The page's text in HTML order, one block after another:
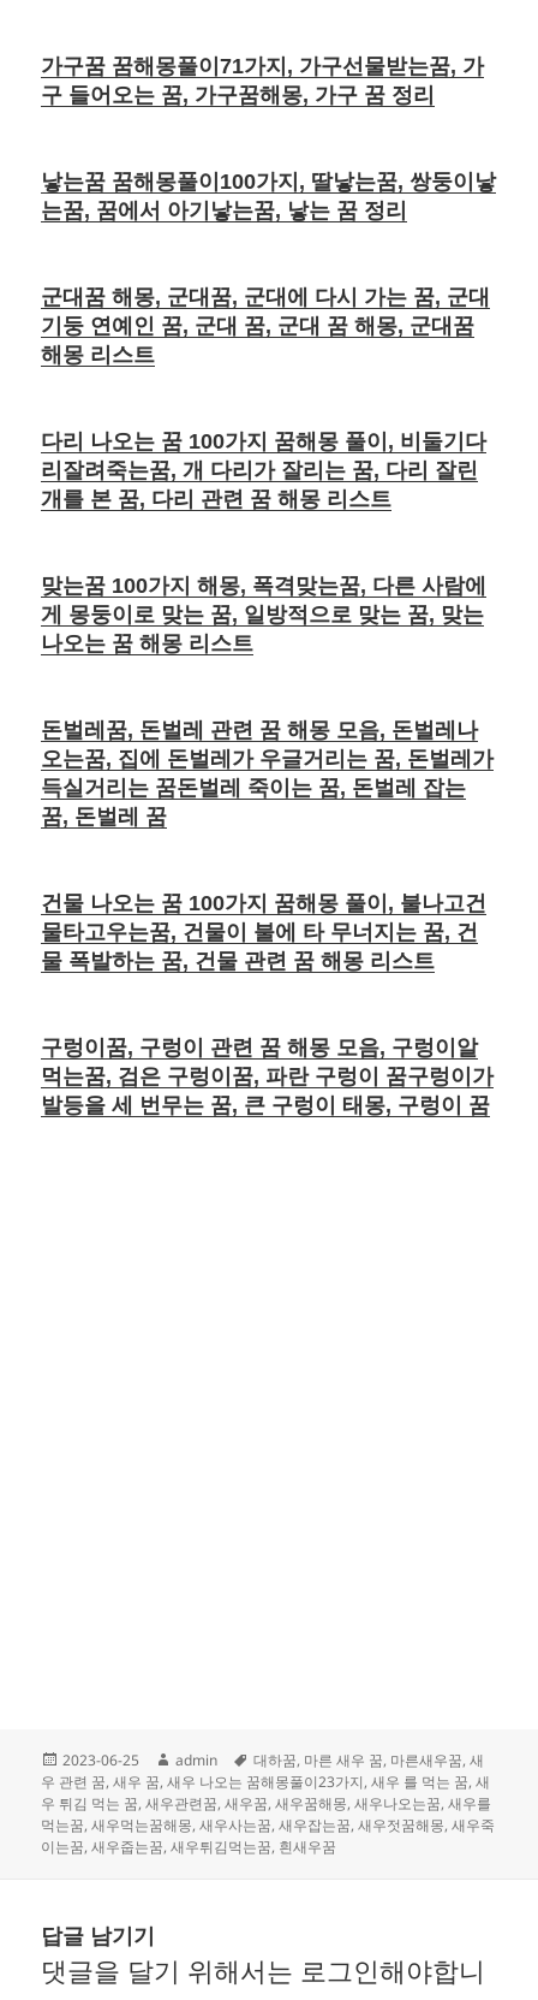
가구꿈 꿈해몽풀이71가지, 가구선물받는꿈, 가
구 들어오는 꿈, 가구꿈해몽, 가구 꿈 정리
낳는꿈 꿈해몽풀이100가지, 딸낳는꿈, 쌍둥이낳
는꿈, 꿈에서 아기낳는꿈, 낳는 꿈 정리
군대꿈 해몽, 군대꿈, 군대에 다시 가는 꿈, 군대
기둥 연예인 꿈, 군대 꿈, 군대 꿈 해몽, 군대꿈
해몽 리스트
다리 나오는 꿈 100가지 꿈해몽 풀이, 비둘기다
리잘려죽는꿈, 개 다리가 잘리는 꿈, 다리 잘린
개를 본 꿈, 다리 관련 꿈 해몽 리스트
맞는꿈 100가지 해몽, 폭격맞는꿈, 다른 사람에
게 몽둥이로 맞는 꿈, 일방적으로 맞는 꿈, 맞는
나오는 꿈 해몽 리스트
돈벌레꿈, 돈벌레 관련 꿈 해몽 모음, 돈벌레나
오는꿈, 집에 돈벌레가 우글거리는 꿈, 돈벌레가
득실거리는 꿈돈벌레 죽이는 꿈, 돈벌레 잡는
꿈, 돈벌레 꿈
건물 나오는 꿈 100가지 꿈해몽 풀이, 불나고건
물타고우는꿈, 건물이 불에 타 무너지는 꿈, 건
물 폭발하는 꿈, 건물 관련 꿈 해몽 리스트
구렁이꿈, 구렁이 관련 꿈 해몽 모음, 구렁이알
먹는꿈, 검은 구렁이꿈, 파란 구렁이 꿈구렁이가
발등을 세 번무는 꿈, 큰 구렁이 태몽, 구렁이 꿈
작
성
일
자
2023-06-25
글
쓴
이
admin
태
그
대하꿈, 마른 새우 꿈, 마른새우꿈,새
우 관련 꿈,새우 꿈,새우 나오는 꿈해몽풀이23가지,새우 를 먹는 꿈,새
우 튀김 먹는 꿈,새우관련꿈,새우꿈,새우꿈해몽,새우나오는꿈,새우를
먹는꿈,새우먹는꿈해몽,새우사는꿈,새우잡는꿈,새우젓꿈해몽,새우죽
이는꿈,새우줍는꿈,새우튀김먹는꿈, 흰새우꿈
답글 남기기
댓글을 달기 위해서는 로그인해야합니